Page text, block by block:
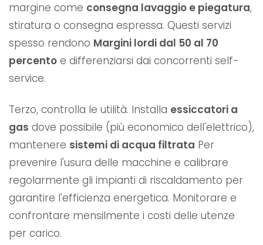
margine come consegna lavaggio e piegatura,
stiratura o consegna espressa. Questi servizi
spesso rendono Margini lordi dal 50 al 70
percento e differenziarsi dai concorrenti self-
service.
Terzo, controlla le utilità. Installa essiccatori a
gas dove possibile (più economico dell'elettrico),
mantenere sistemi di acqua filtrata Per
prevenire l'usura delle macchine e calibrare
regolarmente gli impianti di riscaldamento per
garantire l'efficienza energetica. Monitorare e
confrontare mensilmente i costi delle utenze
per carico.